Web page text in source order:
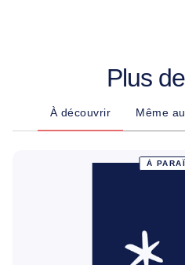
Plus
À découvrir Même
À